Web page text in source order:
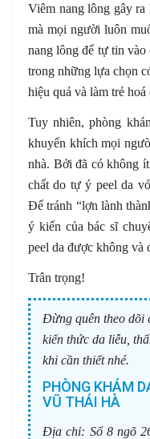
Viêm nang lông gây
mà mọi người luôn
nang lông để tự tin
trong những lựa chọn
hiệu quả và làm trẻ hoá
Tuy nhiên, phòng
khuyến khích mọi
nhà. Bởi đã có không
chất do tự ý peel da
Để tránh “lợn lành
ý kiến của bác sĩ
peel da được không và
Trân trọng!
Đừng quên theo dõi
kiến thức da liễu,
khi cần thiết nhé.
PHÒNG KHÁM
VŨ THÁI HÀ
Địa chỉ: Số 8 ngõ